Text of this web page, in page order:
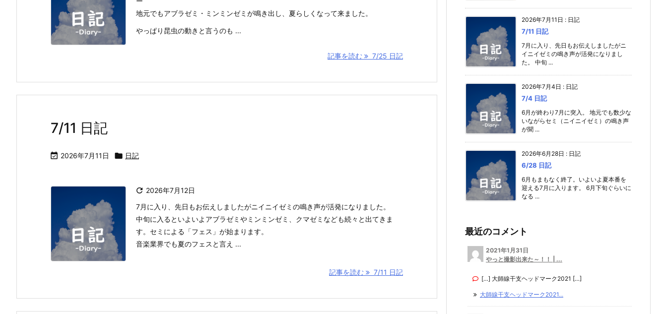
地元でもアブラゼミ・ミンミンゼミが鳴き出し、夏らしくなって来ました。
やっぱり昆虫の動きと言うのも ...
記事を読む 7/25 日記
7/11 日記
 2026年7月11日  日記
 2026年7月12日
7月に入り、先日もお伝えしましたがニイニイゼミの鳴き声が活発になりました。
中旬に入るといよいよアブラゼミやミンミンゼミ、クマゼミなども続々と出てきま
す。セミによる「フェス」が始まります。
音楽業界でも夏のフェスと言え ...
記事を読む 7/11 日記
2026年7月11日 : 日記
7/11 日記
7月に入り、先日もお伝えしましたがニ
イニイゼミの鳴き声が活発になりまし
た。 中旬 ...
2026年7月4日 : 日記
7/4 日記
6月が終わり7月に突入。 地元でも数少な
いながらセミ（ニイニイゼミ）の鳴き声
が聞 ...
2026年6月28日 : 日記
6/28 日記
6月もまもなく終了。いよいよ夏本番を
迎える7月に入ります。 6月下旬ぐらいに
なる ...
最近のコメント
2021年1月31日
やっと撮影出来た～！！ | ...
[…] 大師線干支ヘッドマーク2021 […]
大師線干支ヘッドマーク2021...